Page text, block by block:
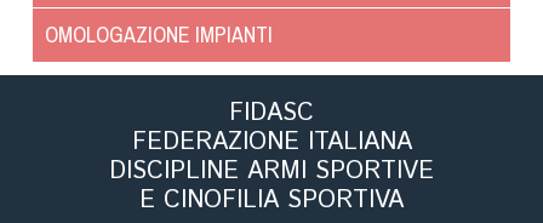
OMOLOGAZIONE IMPIANTI
FIDASC
FEDERAZIONE ITALIANA
DISCIPLINE ARMI SPORTIVE
E CINOFILIA SPORTIVA
English e Training Sporting
Tiro con l'arco da caccia